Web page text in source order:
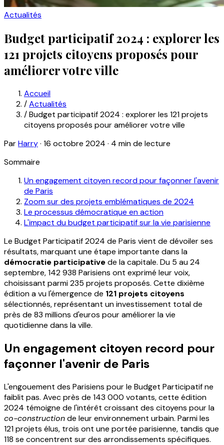
Actualités
Budget participatif 2024 : explorer les
121 projets citoyens proposés pour
améliorer votre ville
Accueil
/Actualités
/Budget participatif 2024 : explorer les 121 projets
citoyens proposés pour améliorer votre ville
ParHarry· 16 octobre 2024 · 4 min de lecture
Sommaire
Un engagement citoyen record pour façonner l'avenir
de Paris
Zoom sur des projets emblématiques de 2024
Le processus démocratique en action
L'impact du budget participatif sur la vie parisienne
Le Budget Participatif 2024 de Paris vient de dévoiler ses
résultats, marquant une étape importante dans la
démocratie participativede la capitale. Du 5 au 24
septembre, 142 938 Parisiens ont exprimé leur voix,
choisissant parmi 235 projets proposés. Cette dixième
édition a vu l'émergence de 121 projets citoyens
sélectionnés, représentant un investissement total de
près de 83 millions d'euros pour améliorer la vie
quotidienne dans la ville.
Un engagement citoyen record pour
façonner l'avenir de Paris
L'engouement des Parisiens pour le Budget Participatif ne
faiblit pas. Avec près de 143 000 votants, cette édition
2024 témoigne de l'intérêt croissant des citoyens pour la
co-constructionde leur environnement urbain. Parmi les
121 projets élus, trois ont une portée parisienne, tandis que
118 se concentrent sur des arrondissements spécifiques.